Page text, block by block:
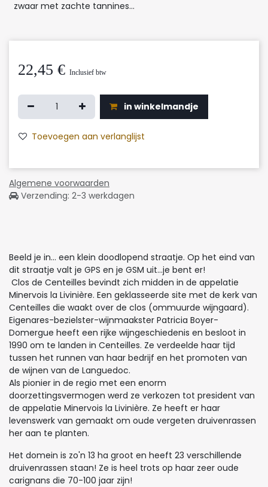
zwaar met zachte tannines...
22,45 € Inclusief btw
in winkelmandje
Toevoegen aan verlanglijst
Algemene voorwaarden
Verzending: 2-3 werkdagen
Beeld je in... een klein doodlopend straatje. Op het eind van
dit straatje valt je GPS en je GSM uit...je bent er!
Clos de Centeilles bevindt zich midden in de appelatie
Minervois la Livinière. Een geklasseerde site met de kerk van
Centeilles die waakt over de clos (ommuurde wijngaard).
Eigenares-bezielster-wijnmaakster Patricia Boyer-
Domergue heeft een rijke wijngeschiedenis en besloot in
1990 om te landen in Centeilles. Ze verdeelde haar tijd
tussen het runnen van haar bedrijf en het promoten van
de wijnen van de Languedoc.
Als pionier in de regio met een enorm
doorzettingsvermogen werd ze verkozen tot president van
de appelatie Minervois la Livinière. Ze heeft er haar
levenswerk van gemaakt om oude vergeten druivenrassen
her aan te planten.
Het domein is zo'n 13 ha groot en heeft 23 verschillende
druivenrassen staan! Ze is heel trots op haar zeer oude
carignans die 70-100 jaar zijn!